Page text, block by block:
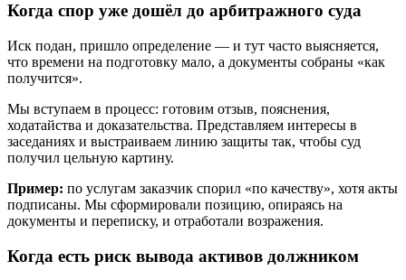
Когда спор уже дошёл до арбитражного суда
Иск подан, пришло определение — и тут часто выясняется,
что времени на подготовку мало, а документы собраны «как
получится».
Мы вступаем в процесс: готовим отзыв, пояснения,
ходатайства и доказательства. Представляем интересы в
заседаниях и выстраиваем линию защиты так, чтобы суд
получил цельную картину.
Пример: по услугам заказчик спорил «по качеству», хотя акты
подписаны. Мы сформировали позицию, опираясь на
документы и переписку, и отработали возражения.
Когда есть риск вывода активов должником